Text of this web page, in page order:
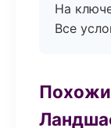
На
Все